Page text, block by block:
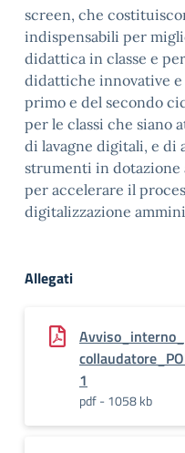
screen, che
indispensabili per
didattica in classe e
didattiche innovative e
primo e del secondo
per le classi che siano
di lavagne digitali, e di
strumenti in dotazione
per accelerare il
digitalizzazione
Allegati
1
pdf - 1058 kb